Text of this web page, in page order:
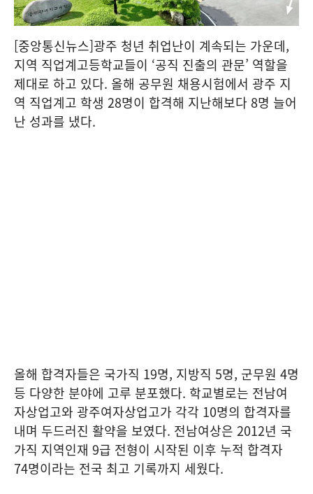
[중앙통신뉴스]광주 청년 취업난이 계속되는 가운데,
지역 직업계고등학교들이 ‘공직 진출의 관문’ 역할을
제대로 하고 있다. 올해 공무원 채용시험에서 광주 지
역 직업계고 학생 28명이 합격해 지난해보다 8명 늘어
난 성과를 냈다.
올해 합격자들은 국가직 19명, 지방직 5명, 군무원 4명
등 다양한 분야에 고루 분포했다. 학교별로는 전남여
자상업고와 광주여자상업고가 각각 10명의 합격자를
내며 두드러진 활약을 보였다. 전남여상은 2012년 국
가직 지역인재 9급 전형이 시작된 이후 누적 합격자
74명이라는 전국 최고 기록까지 세웠다.